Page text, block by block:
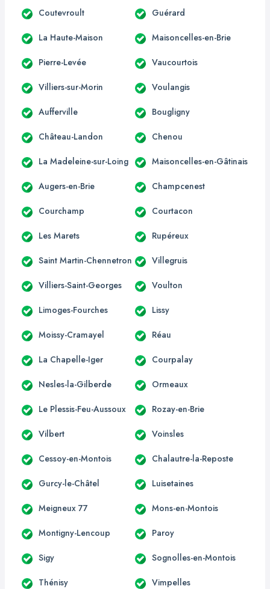
Coutevroult Guérard
La Haute-Maison Maisoncelles-en-Brie
Pierre-Levée Vaucourtois
Villiers-sur-Morin Voulangis
Aufferville Bougligny
Château-Landon Chenou
La Madeleine-sur-Loing Maisoncelles-en-Gâtinais
Augers-en-Brie Champcenest
Courchamp Courtacon
Les Marets Rupéreux
Saint Martin-Chennetron Villegruis
Villiers-Saint-Georges Voulton
Limoges-Fourches Lissy
Moissy-Cramayel Réau
La Chapelle-Iger Courpalay
Nesles-la-Gilberde Ormeaux
Le Plessis-Feu-Aussoux Rozay-en-Brie
Vilbert Voinsles
Cessoy-en-Montois Chalautre-la-Reposte
Gurcy-le-Châtel Luisetaines
Meigneux 77 Mons-en-Montois
Montigny-Lencoup Paroy
Sigy Sognolles-en-Montois
Thénisy Vimpelles